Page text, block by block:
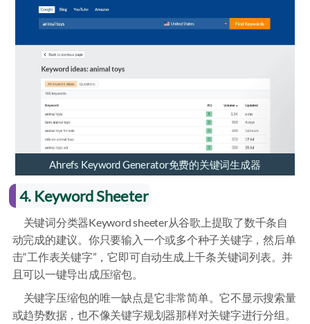
Ahrefs Keyword Generator免费的关键词生成器
4. Keyword Sheeter
关键词分类器Keyword sheeter从谷歌上提取了数千条自
动完成的建议。你只要输入一个或多个种子关键字，然后单
击“工作表关键字”，它即可自动生成上千条关键词列表。并
且可以一键导出成压缩包。
关键字压缩包的唯一缺点是它非常简单。它不显示搜索量
或趋势数据，也不像关键字规划器那样对关键字进行分组。